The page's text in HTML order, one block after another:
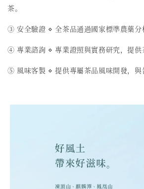
茶。
③ 安全驗證 ⋄ 全茶品通過國家標準農藥分
④ 專業諮詢 ⋄ 專業證照與實務研究，提供
⑤ 風味客製 ⋄ 提供專屬茶品風味開發，與